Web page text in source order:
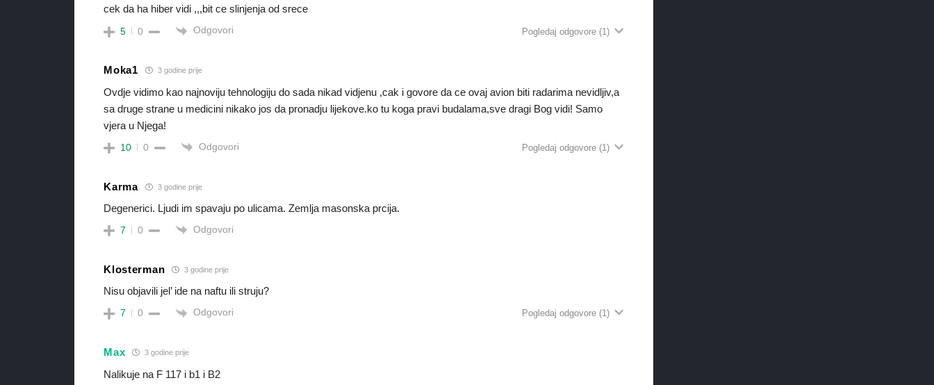
cek da ha hiber vidi ,,,bit ce slinjenja od srece
5 0 Odgovori Pogledaj odgovore (1)
Moka1 3 godine prije
Ovdje vidimo kao najnoviju tehnologiju do sada nikad vidjenu ,cak i govore da ce ovaj avion biti radarima nevidljiv,a
sa druge strane u medicini nikako jos da pronadju lijekove.ko tu koga pravi budalama,sve dragi Bog vidi! Samo
vjera u Njega!
10 0 Odgovori Pogledaj odgovore (1)
Karma 3 godine prije
Degenerici. Ljudi im spavaju po ulicama. Zemlja masonska prcija.
7 0 Odgovori
Klosterman 3 godine prije
Nisu objavili jel’ ide na naftu ili struju?
7 0 Odgovori Pogledaj odgovore (1)
Max 3 godine prije
Nalikuje na F 117 i b1 i B2